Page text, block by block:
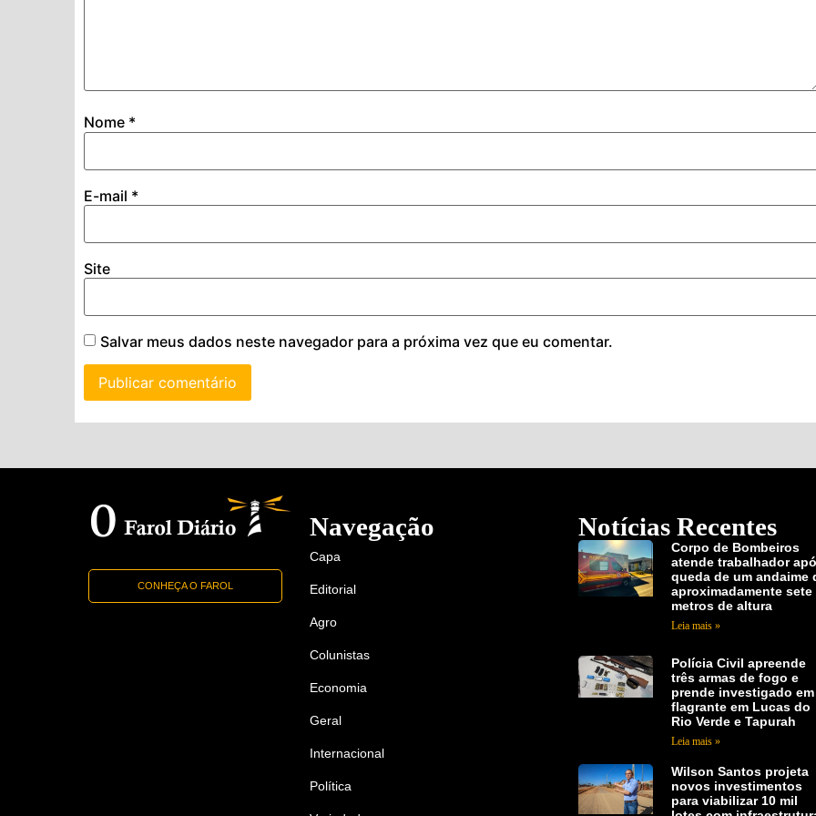
Nome *
E-mail *
Site
Salvar meus dados neste navegador para a próxima vez que eu comentar.
CONHEÇA O FAROL
Navegação
Capa
Editorial
Agro
Colunistas
Economia
Geral
Internacional
Política
Notícias Recentes
Corpo de Bombeiros
atende trabalhador
queda de um andaime
aproximadamente sete
metros de altura
Leia mais »
Polícia Civil apreende
três armas de fogo e
prende investigado em
flagrante em Lucas do
Rio Verde e Tapurah
Leia mais »
Wilson Santos projeta
novos investimentos
para viabilizar 10 mil